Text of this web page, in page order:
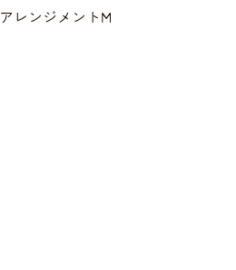
クイックビュー
レンジメントM